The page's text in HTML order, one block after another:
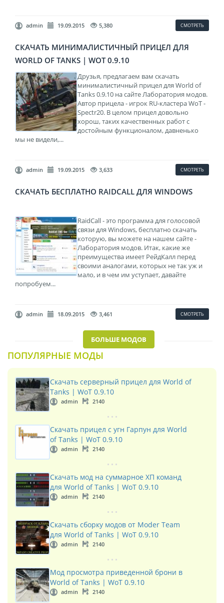
admin 19.09.2015 5,380 СМОТРЕТЬ
СКАЧАТЬ МИНИМАЛИСТИЧНЫЙ ПРИЦЕЛ ДЛЯ
WORLD OF TANKS | WOT 0.9.10
Друзья, предлагаем вам скачать
минималистичный прицел для World of
Tanks 0.9.10 на сайте Лаборатория модов.
Автор прицела - игрок RU-кластера WoT -
Spectr20. В целом прицел довольно
хорош, таких качественных работ с
достойным функционалом, давненько
мы не видели,...
admin 19.09.2015 3,633 СМОТРЕТЬ
СКАЧАТЬ БЕСПЛАТНО RAIDCALL ДЛЯ WINDOWS
RaidCall - это программа для голосовой
связи для Windows, бесплатно скачать
которую, вы можете на нашем сайте -
Лаборатория модов. Итак, какие же
преимущества имеет РейдКалл перед
своими аналогами, которых не так уж и
мало, и в чем им уступает, давайте
попробуем...
admin 18.09.2015 3,461 СМОТРЕТЬ
БОЛЬШЕ МОДОВ
ПОПУЛЯРНЫЕ МОДЫ
Скачать серверный прицел для World of
Tanks | WoT 0.9.10
admin 2140
Скачать прицел с угн Гарпун для World
of Tanks | WoT 0.9.10
admin 2140
Скачать мод на суммарное ХП команд
для World of Tanks | WoT 0.9.10
admin 2140
Скачать сборку модов от Moder Team
для World of Tanks | WoT 0.9.10
admin 2140
Мод просмотра приведенной брони в
World of Tanks | WoT 0.9.10
admin 2140